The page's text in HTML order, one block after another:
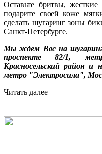
Оставьте бритвы,
подарите своей коже
сделать шугаринг зоны
Санкт-Петербурге.
Мы ждем Вас на
проспекте 82/1,
Красносельский район и
метро "Электросила",
Читать далее